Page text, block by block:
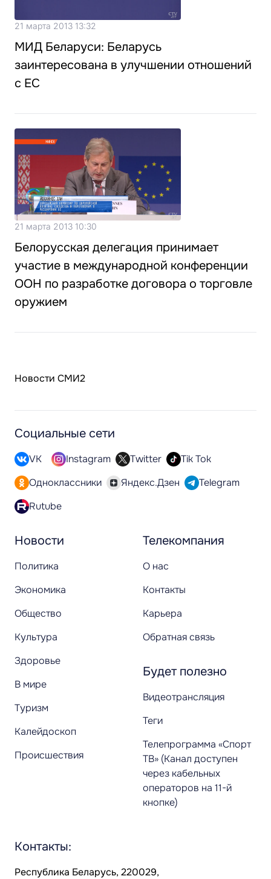
21 марта 2013 13:32
МИД Беларуси: Беларусь
заинтересована в улучшении отношений
с ЕС
21 марта 2013 10:30
Белорусская делегация принимает
участие в международной конференции
ООН по разработке договора о торговле
оружием
Новости СМИ2
Новости
Политика
Экономика
Общество
Культура
Здоровье
В мире
Туризм
Калейдоскоп
Происшествия
Телекомпания
О нас
Контакты
Карьера
Обратная связь
Будет полезно
Видеотрансляция
Теги
Телепрограмма «Спорт
ТВ» (Канал доступен
через кабельных
операторов на 11-й
кнопке)
Социальные сети
VK Instagram Twitter
Tik Tok
Одноклассники
Яндекс.Дзен
Telegram
Rutube
Контакты:
Республика Беларусь, 220029,